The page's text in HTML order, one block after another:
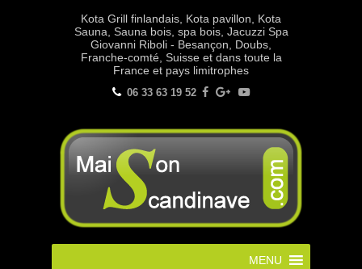
Kota Grill finlandais, Kota pavillon, Kota
Sauna, Sauna bois, spa bois, Jacuzzi Spa
Giovanni Riboli - Besançon, Doubs,
Franche-comté, Suisse et dans toute la
France et pays limitrophes
06 33 63 19 52
MENU